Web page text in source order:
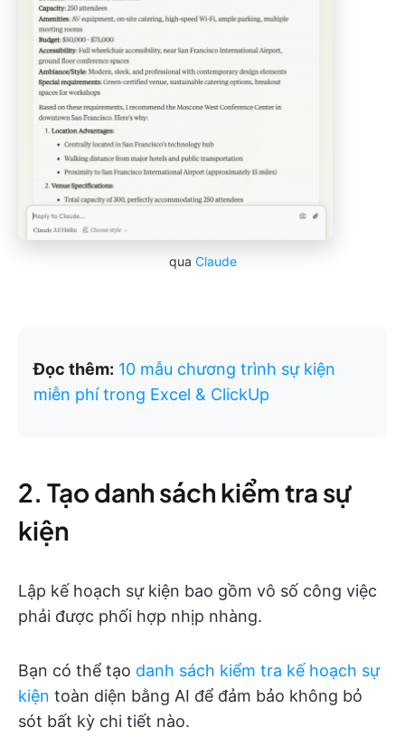
qua Claude
Đọc thêm: 10 mẫu chương trình sự kiện
miễn phí trong Excel & ClickUp
2. Tạo danh sách kiểm tra sự
kiện
Lập kế hoạch sự kiện bao gồm vô số công việc
phải được phối hợp nhịp nhàng.
Bạn có thể tạo danh sách kiểm tra kế hoạch sự
kiện toàn diện bằng AI để đảm bảo không bỏ
sót bất kỳ chi tiết nào.